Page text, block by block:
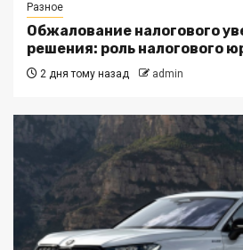
Разное
Обжалование налогового
решения: роль налогового
2 дня тому назад admin